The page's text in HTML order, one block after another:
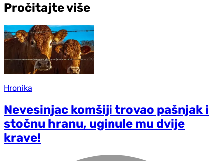
Pročitajte više
Hronika
Nevesinjac komšiji trovao pašnjak i
stočnu hranu, uginule mu dvije
krave!